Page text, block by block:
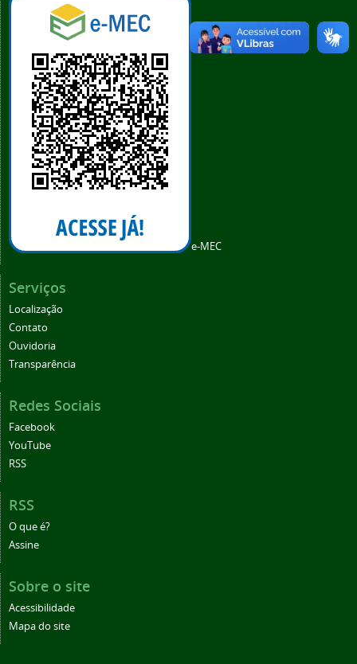
e-MEC
Serviços
Localização
Contato
Ouvidoria
Transparência
Redes Sociais
Facebook
YouTube
RSS
RSS
O que é?
Assine
Sobre o site
Acessibilidade
Mapa do site